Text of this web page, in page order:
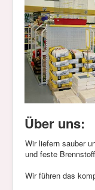
Über uns:
Wir liefern sauber
und feste
Wir führen das